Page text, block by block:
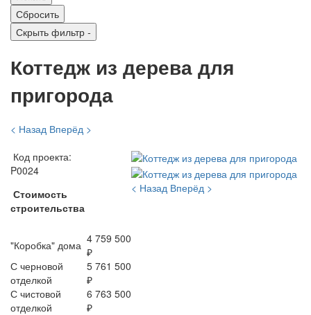
Скрыть фильтр -
Коттедж из дерева для
пригорода
< Назад Вперёд >
Код проекта:
P0024
Стоимость
строительства
"Коробка" дома 4 759 500
₽
С черновой
отделкой
5 761 500
₽
С чистовой
отделкой
6 763 500
₽
< Назад Вперёд >